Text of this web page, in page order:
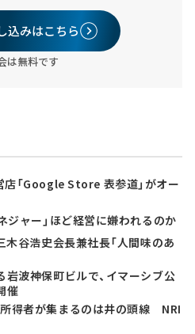
込みはこちら
は無料です
「Google Store 表参道」がオー
ジャー」ほど経営に嫌われるのか
谷浩史会長兼社長「人間味のあ
波神保町ビルで、イマーシブ公
催
所得者が集まるのは井の頭線 NRI